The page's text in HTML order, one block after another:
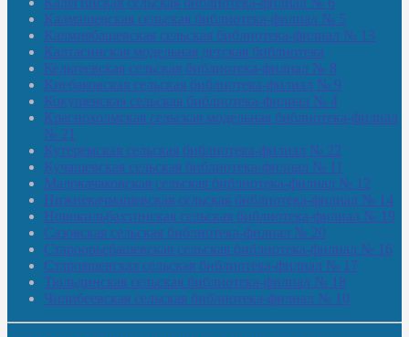
Калмашевская сельская библиотека-филиал № 5
Калмиябашевская сельская библиотека-филиал № 13
Калтасинская модельная детская библиотека
Кельтеевская сельская библиотека-филиал № 8
Киебаковская сельская библиотека-филиал № 9
Кокушевская сельская библиотека-филиал № 4
Краснохолмская сельская модельная библиотека-филиал
№ 21
Кутеремская сельская библиотека-филиал № 22
Кучашевская сельская библиотека-филиал № 11
Малокачаковская сельская библиотека-филиал № 12
Нижнекачмашевская сельская библиотека-филиал № 14
Новокильбахтинская сельская библиотека-филиал № 19
Сазовская сельская библиотека-филиал № 20
Староорьебашевская сельская библиотека-филиал № 16
Старояшевская сельская библиотека-филиал № 17
Тюльдинская сельская библиотека-филиал № 18
Чилибеевская сельская библиотека-филиал № 10